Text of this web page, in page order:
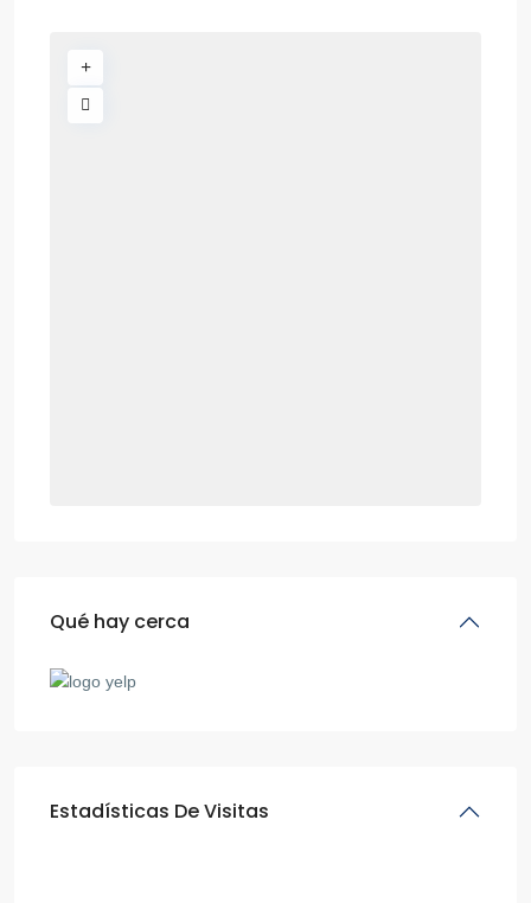
Qué hay cerca
Estadísticas De Visitas